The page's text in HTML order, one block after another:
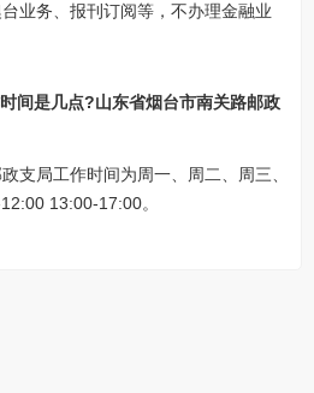
业务、报刊订阅等，不办理金融业
间是几点?山东省烟台市南关路邮政
支局工作时间为周一、周二、周三、
13:00-17:00。